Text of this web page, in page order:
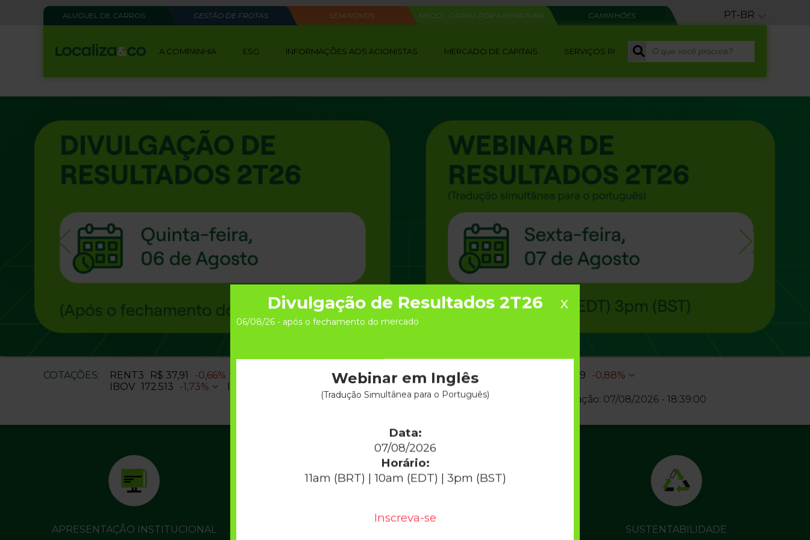
ALUGUEL DE CARROS GESTÃO DE FROTAS SEMINOVOS MEOO - CARRO POR ASSINATURA CAMINHÕES PT-BR
A COMPANHIA ESG INFORMAÇÕES AOS ACIONISTAS MERCADO DE CAPITAIS SERVIÇOS RI
x
Divulgação de Resultados 2T26
06/08/26 - após o fechamento do mercado
Webinar em Inglês
(Tradução Simultânea para o Português)
Data:
07/08/2026
Horário:
11am (BRT) | 10am (EDT) | 3pm (BST)
Inscreva-se
COTAÇÕES: RENT3 R$ 37,91 -0,66% US$ 7,47 2,71% RENT4 R$ 37,26 -0,40% R$ 5,09
-0,88%
IBOV 172.513 -1,73% IBXL
Última atualização: 07/08/2026 - 18:39:00
APRESENTAÇÃO INSTITUCIONAL SUSTENTABILIDADE
Apresentação de
Resultados